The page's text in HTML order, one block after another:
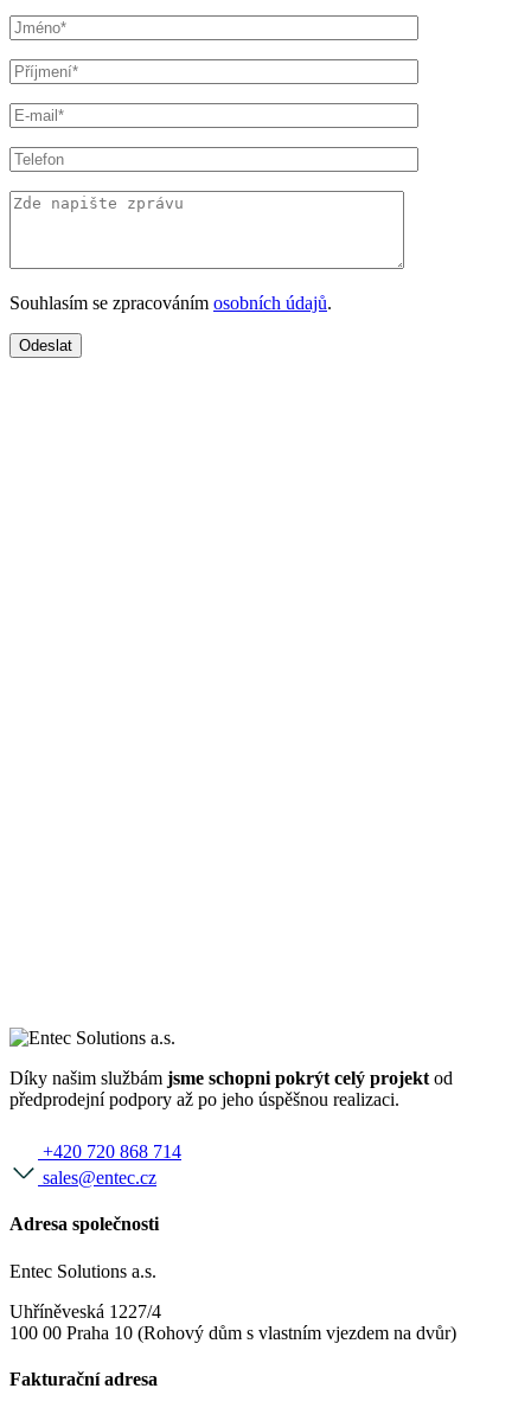
Souhlasím se zpracováním osobních údajů.
Díky našim službám jsme schopni pokrýt celý projekt od
předprodejní podpory až po jeho úspěšnou realizaci.
+420 720 868 714
sales@entec.cz
Adresa společnosti
Entec Solutions a.s.
Uhříněveská 1227/4
100 00 Praha 10 (Rohový dům s vlastním vjezdem na dvůr)
Fakturační adresa